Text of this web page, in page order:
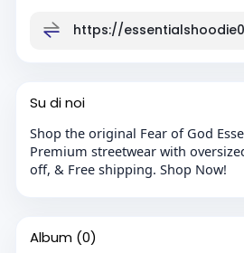
https://
Su di noi
Shop the original Fear of God
Premium streetwear with
off, & Free shipping. Shop Now!
Album (0)